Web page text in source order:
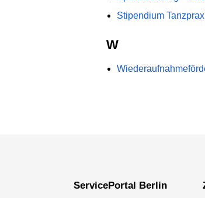
Stipendium
W
ServicePortal Berlin